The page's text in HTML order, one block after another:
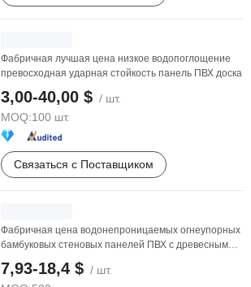
Фабричная лучшая цена низкое водопоглощение
превосходная ударная стойкость панель ПВХ доска
3,00-40,00 $ / шт.
MOQ:100 шт.
Связаться с Поставщиком
Фабричная цена водонепроницаемых огнеупорных
бамбуковых стеновых панелей ПВХ с древесным
7,93-18,4 $ / шт.